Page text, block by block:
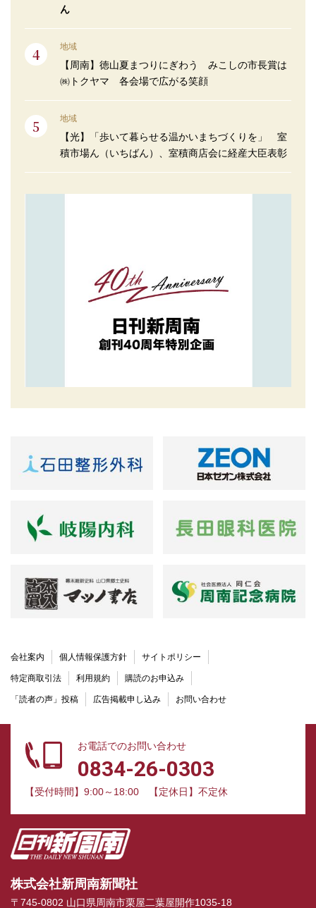
ん
地域
【周南】徳山夏まつりにぎわう みこしの市長賞は
㈱トクヤマ 各会場で広がる笑顔
地域
【光】「歩いて暮らせる温かいまちづくりを」 室
積市場ん（いちばん）、室積商店会に経産大臣表彰
会社案内 個人情報保護方針 サイトポリシー
特定商取引法 利用規約 購読のお申込み
「読者の声」投稿 広告掲載申し込み お問い合わせ
お電話でのお問い合わせ
0834-26-0303
【受付時間】9:00～18:00 【定休日】不定休
株式会社新周南新聞社
〒745-0802 山口県周南市栗屋二葉屋開作1035-18